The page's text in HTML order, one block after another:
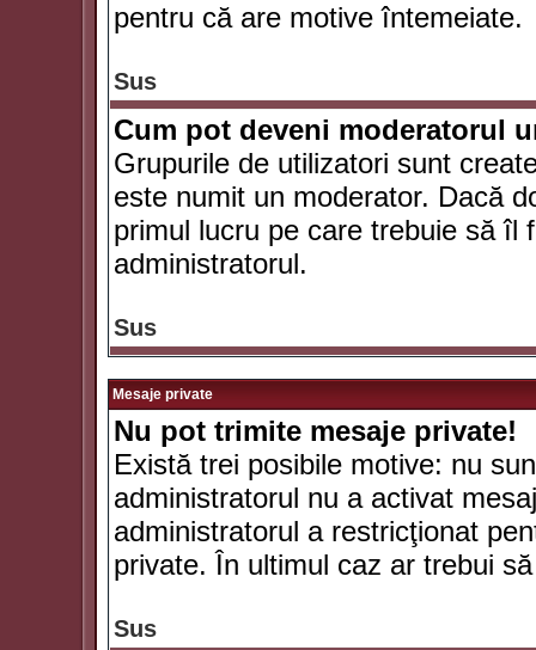
pentru că are motive întemeiate.
Sus
Cum pot deveni moderatorul
Grupurile de utilizatori sunt
este numit un moderator. Dacă
primul lucru pe care trebuie să îl
administratorul.
Sus
Mesaje private
Nu pot trimite mesaje private!
Există trei posibile motive: nu
administratorul nu a activat
administratorul a restricţionat
private. În ultimul caz ar trebui
Sus